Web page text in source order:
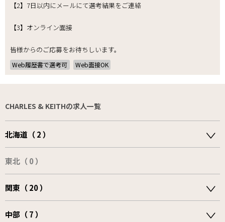
【2】7日以内にメールにて選考結果をご連絡
【3】オンライン面接
皆様からのご応募をお待ちしいます。
Web履歴書で選考可 Web面接OK
CHARLES & KEITHの求人一覧
北海道（ 2 ）
東北（ 0 ）
関東（ 20 ）
中部（ 7 ）